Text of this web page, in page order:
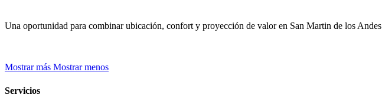
Una oportunidad para combinar ubicación, confort y proyección de valor en San Martin de los Andes
Mostrar más Mostrar menos
Servicios